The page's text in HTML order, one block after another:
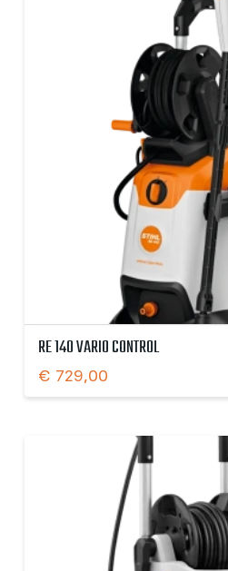
RE 140 VARIO CONTROL
€ 729,00